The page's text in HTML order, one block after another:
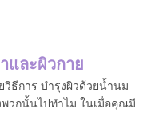
และผิวกาย
ธีการ บำรุงผิวด้วยน้ำนม
วกนั้นไปทำไม ในเมื่อคุณมี